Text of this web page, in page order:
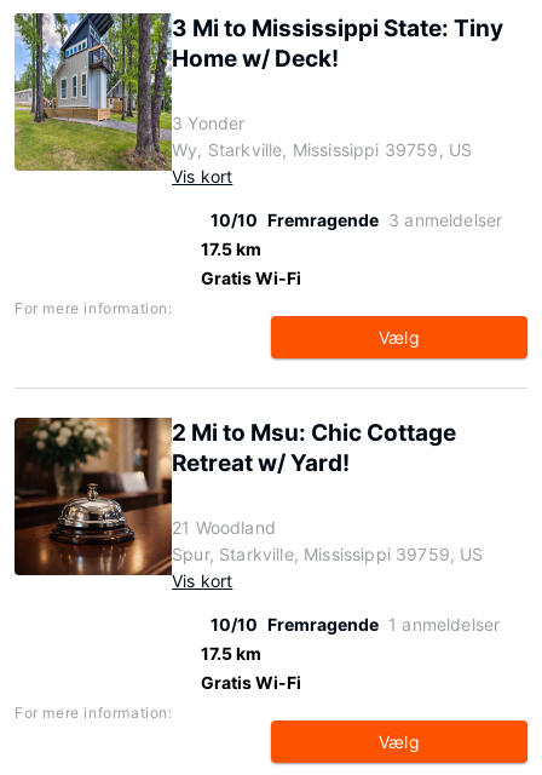
3 Mi to Mississippi State: Tiny
Home w/ Deck!
3 Yonder
Wy, Starkville, Mississippi 39759, US
Vis kort
10/10 Fremragende 3 anmeldelser
17.5 km
Gratis Wi-Fi
For mere information:
Vælg
2 Mi to Msu: Chic Cottage
Retreat w/ Yard!
21 Woodland
Spur, Starkville, Mississippi 39759, US
Vis kort
10/10 Fremragende 1 anmeldelser
17.5 km
Gratis Wi-Fi
For mere information:
Vælg